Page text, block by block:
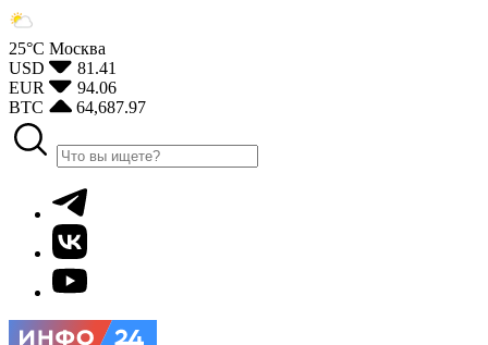
25°С Москва
USD
81.41
EUR
94.06
BTC
64,687.97